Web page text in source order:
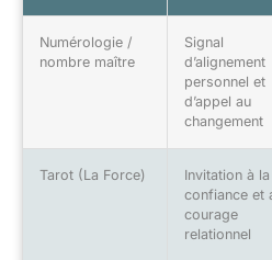
Numérologie /
nombre maître
Signal
d’alignement
personnel et
d’appel au
changement
Tarot (La Force)
Invitation à la
confiance et
courage
relationnel